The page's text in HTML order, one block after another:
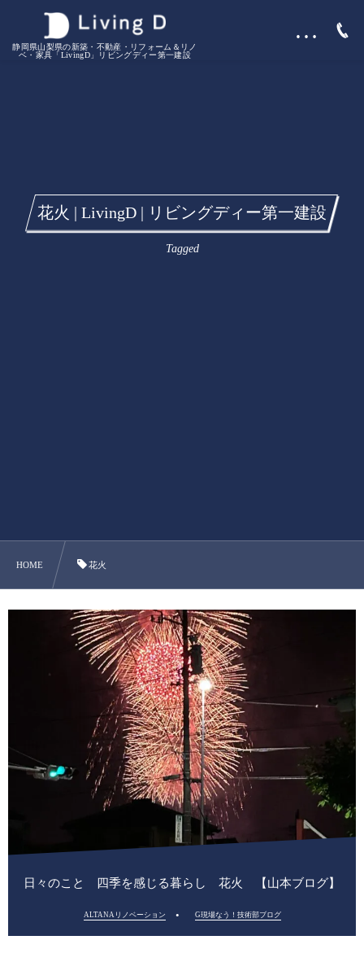
静岡県山梨県の新築・不動産・リフォーム＆リノ
ベ・家具「LivingD」リビングディー第一建設
…
花火 | LivingD | リビングディー第一建設
Tagged
HOME 花火
日々のこと 四季を感じる暮らし 花火 【山本ブログ】
ALTANAリノベーション G現場なう！技術部ブログ